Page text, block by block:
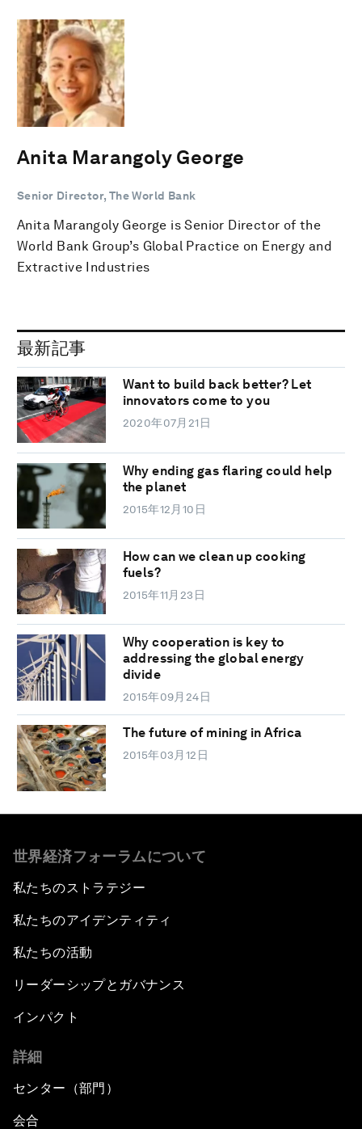
Anita Marangoly George
Senior Director, The World Bank
Anita Marangoly George is Senior Director of the
World Bank Group’s Global Practice on Energy and
Extractive Industries
最新記事
Want to build back better? Let
innovators come to you
2020年07月21日
Why ending gas flaring could help
the planet
2015年12月10日
How can we clean up cooking
fuels?
2015年11月23日
Why cooperation is key to
addressing the global energy
divide
2015年09月24日
The future of mining in Africa
2015年03月12日
世界経済フォーラムについて
私たちのストラテジー
私たちのアイデンティティ
私たちの活動
リーダーシップとガバナンス
インパクト
詳細
センター（部門）
会合